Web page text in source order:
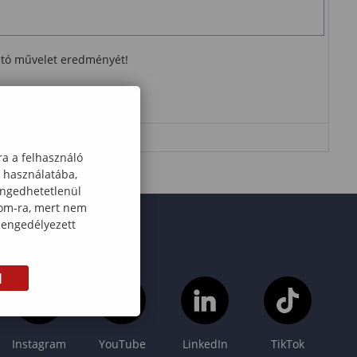
művelet eredményét!
Instagram YouTube LinkedIn TikTok
a felhasználó
ra, mert nem